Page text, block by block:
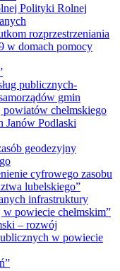
Polityki Rolnej
rozprzestrzeniania
w domach pomocy
publicznych-
gmin
chełmskiego
Janów Podlaski
geodezyjny
cyfrowego zasobu
lubelskiego”
infrastruktury
powiecie chełmskim”
– rozwój
w powiecie